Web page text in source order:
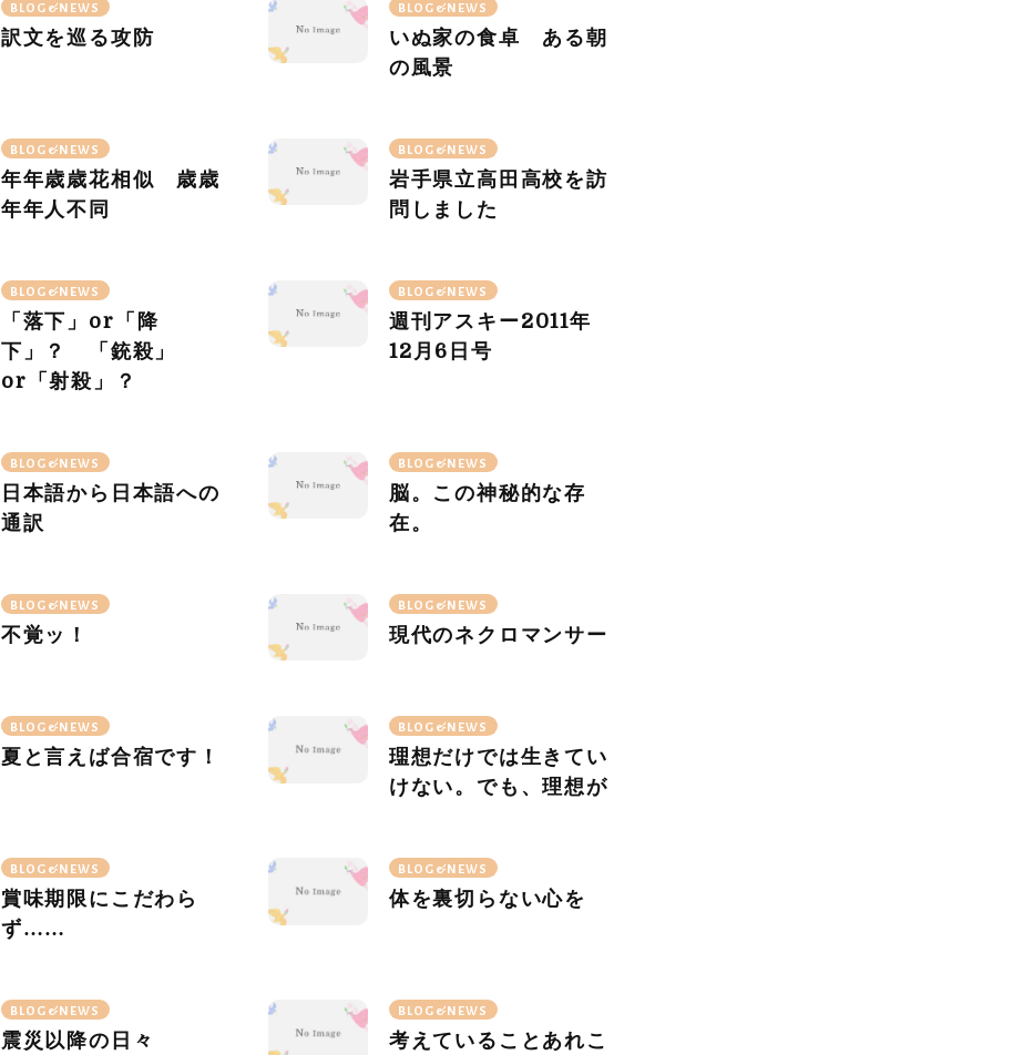
BLOG&NEWS
訳文を巡る攻防
BLOG&NEWS
いぬ家の食卓 ある朝
の風景
BLOG&NEWS
年年歳歳花相似 歳歳
年年人不同
BLOG&NEWS
岩手県立高田高校を訪
問しました
BLOG&NEWS
「落下」 or 「降
下」？ 「銃殺」
or 「射殺」？
BLOG&NEWS
週刊アスキー2011年
12 月 6 日号
BLOG&NEWS
日本語から日本語への
通訳
BLOG&NEWS
脳。この神秘的な存
在。
BLOG&NEWS
不覚ッ！
BLOG&NEWS
現代のネクロマンサー
BLOG&NEWS
夏と言えば合宿です！
BLOG&NEWS
理想だけでは生きてい
けない。でも、理想が
BLOG&NEWS
賞味期限にこだわら
ず……
BLOG&NEWS
体を裏切らない心を
BLOG&NEWS
震災以降の日々
BLOG&NEWS
考えていることあれこ